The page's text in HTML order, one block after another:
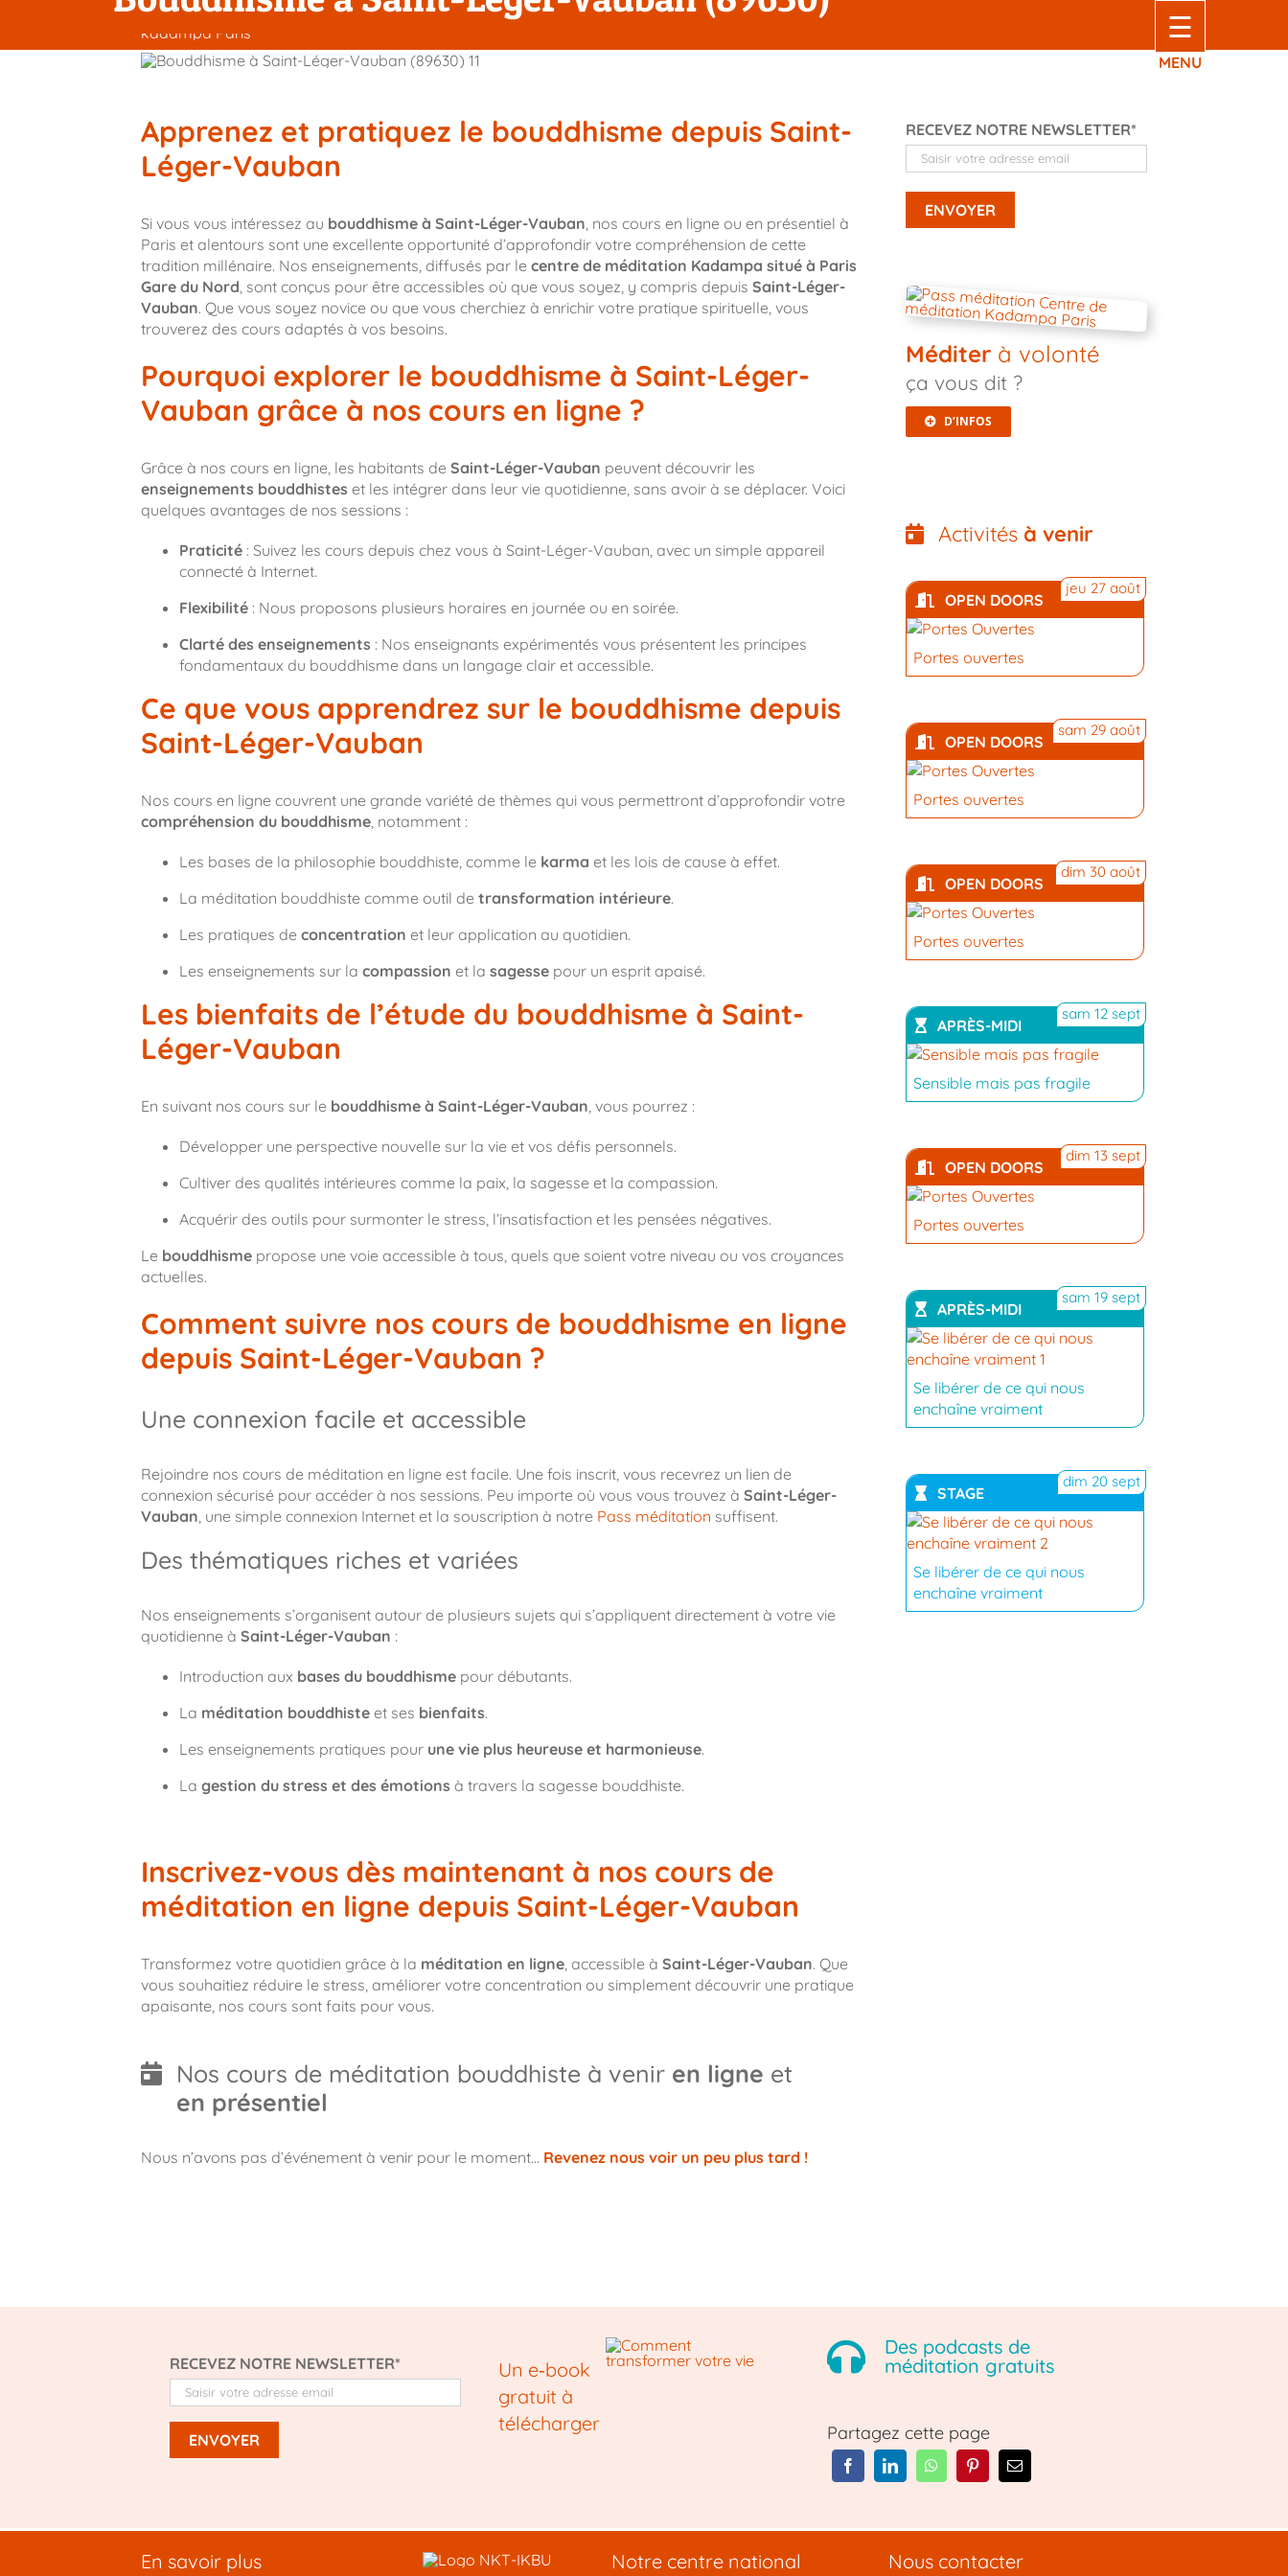
☰
MENU
contenu
Apprenez et pratiquez le bouddhisme depuis Saint-
Léger-Vauban
Si vous vous intéressez au bouddhisme à Saint-Léger-Vauban , nos cours en ligne ou en présentiel à
Paris et alentours sont une excellente opportunité d’approfondir votre compréhension de cette
tradition millénaire. Nos enseignements, diffusés par le centre de méditation Kadampa situé à Paris
Gare du Nord , sont conçus pour être accessibles où que vous soyez, y compris depuis Saint-Léger-
Vauban. Que vous soyez novice ou que vous cherchiez à enrichir votre pratique spirituelle, vous
trouverez des cours adaptés à vos besoins.
Pourquoi explorer le bouddhisme à Saint-Léger-
Vauban grâce à nos cours en ligne ?
Grâce à nos cours en ligne, les habitants de Saint-Léger-Vauban peuvent découvrir les
enseignements bouddhistes et les intégrer dans leur vie quotidienne, sans avoir à se déplacer. Voici
quelques avantages de nos sessions :
Praticité: Suivez les cours depuis chez vous à Saint-Léger-Vauban, avec un simple appareil
connecté à Internet.
Flexibilité: Nous proposons plusieurs horaires en journée ou en soirée.
Clarté des enseignements : Nos enseignants expérimentés vous présentent les principes
fondamentaux du bouddhisme dans un langage clair et accessible.
Ce que vous apprendrez sur le bouddhisme depuis
Saint-Léger-Vauban
Nos cours en ligne couvrent une grande variété de thèmes qui vous permettront d’approfondir votre
compréhension du bouddhisme, notamment :
Les bases de la philosophie bouddhiste, comme le karma et les lois de cause à effet.
La méditation bouddhiste comme outil de transformation intérieure.
Les pratiques de concentration et leur application au quotidien.
Les enseignements sur la compassion et la sagessepour un esprit apaisé.
Les bienfaits de l’étude du bouddhisme à Saint-
Léger-Vauban
En suivant nos cours sur le bouddhisme à Saint-Léger-Vauban , vous pourrez :
Développer une perspective nouvelle sur la vie et vos défis personnels.
Cultiver des qualités intérieures comme la paix, la sagesse et la compassion.
Acquérir des outils pour surmonter le stress, l’insatisfaction et les pensées négatives.
Le bouddhismepropose une voie accessible à tous, quels que soient votre niveau ou vos croyances
actuelles.
Comment suivre nos cours de bouddhisme en ligne
depuis Saint-Léger-Vauban ?
Une connexion facile et accessible
Rejoindre nos cours de méditation en ligne est facile. Une fois inscrit, vous recevrez un lien de
connexion sécurisé pour accéder à nos sessions. Peu importe où vous vous trouvez à Saint-Léger-
Vauban , une simple connexion Internet et la souscription à notre Pass méditation suffisent.
Des thématiques riches et variées
Nos enseignements s’organisent autour de plusieurs sujets qui s’appliquent directement à votre vie
quotidienne à Saint-Léger-Vauban :
Introduction aux bases du bouddhismepour débutants.
La méditation bouddhisteet ses bienfaits.
Les enseignements pratiques pour une vie plus heureuse et harmonieuse.
La gestion du stress et des émotions à travers la sagesse bouddhiste.
Inscrivez-vous dès maintenant à nos cours de
méditation en ligne depuis Saint-Léger-Vauban
Transformez votre quotidien grâce à la méditation en ligne, accessible à Saint-Léger-Vauban. Que
vous souhaitiez réduire le stress, améliorer votre concentration ou simplement découvrir une pratique
apaisante, nos cours sont faits pour vous.
Nos cours de méditation bouddhiste à venir en ligne et
en présentiel
Nous n’avons pas d’événement à venir pour le moment… Revenez nous voir un peu plus tard !
RECEVEZ NOTRE NEWSLETTER*
Méditer à volonté
ça vous dit ?
D’INFOS
Activités à venir
OPEN DOORS
jeu 27 août
Portes ouvertes
OPEN DOORS
sam 29 août
Portes ouvertes
OPEN DOORS
dim 30 août
Portes ouvertes
APRÈS-MIDI
sam 12 sept
YouTube
Sensible mais pas fragile
OPEN DOORS
dim 13 sept
Portes ouvertes
APRÈS-MIDI
sam 19 sept
YouTube
Se libérer de ce qui nous
enchaîne vraiment
STAGE
dim 20 sept
YouTube
Se libérer de ce qui nous
enchaîne vraiment
RECEVEZ NOTRE NEWSLETTER*
Un e‑book
gratuit à
télécharger
Des podcasts de
méditation gratuits
Partagez cette page
En savoir plus Notre centre national Nous contacter